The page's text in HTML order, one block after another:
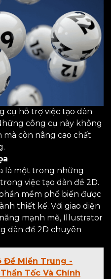
cụ hỗ trợ việc tạo dàn
công cụ này không
còn nâng cao chất
là một trong những
việc tạo dàn đề 2D.
mềm phổ biến được
thiết kế. Với giao diện
mạnh mẽ, Illustrator
dàn đề 2D chuyên
Đề Miền Trung -
Tốc Và Chính